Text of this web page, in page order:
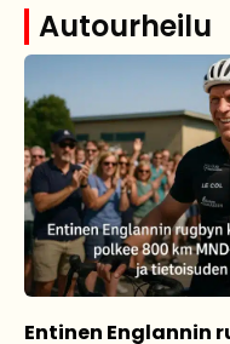
Autourheilu
Entinen Englannin